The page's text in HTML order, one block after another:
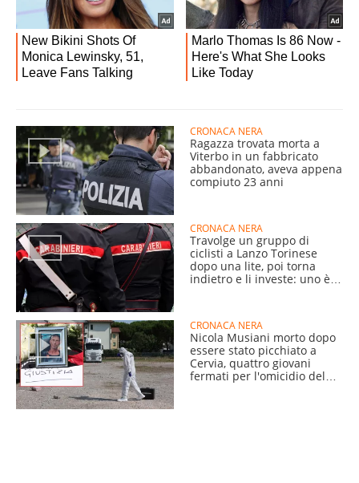
CRONACA NERA
Ragazza trovata morta a
Viterbo in un fabbricato
abbandonato, aveva appena
compiuto 23 anni
CRONACA NERA
Travolge un gruppo di
ciclisti a Lanzo Torinese
dopo una lite, poi torna
indietro e li investe: uno è
CRONACA NERA
Nicola Musiani morto dopo
essere stato picchiato a
Cervia, quattro giovani
fermati per l'omicidio del